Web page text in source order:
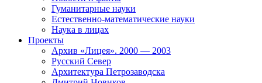
Гуманитарные науки
Естественно-математические науки
Наука в лицах
Проекты
Архив «Лицея». 2000 — 2003
Русский Север
Архитектура Петрозаводска